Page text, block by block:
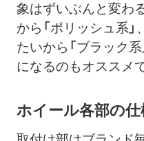
象はずいぶんと変わ
から「ポリッシュ系
たいから「ブラック
になるのもオススメ
ホイール各部の